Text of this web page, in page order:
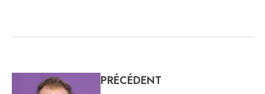
PRÉCÉDENT